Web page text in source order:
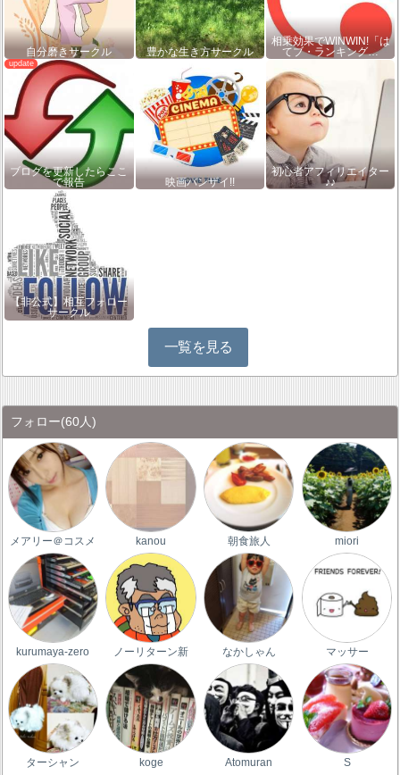
自分磨きサークル 豊かな生き方サークル
相乗効果でWINWIN!「は
てブ・ランキング…
ブログを更新したらここ
で報告
映画バンザイ!!
初心者アフィリエイター
♪♪
【非公式】相互フォロー
サークル
一覧を見る
フォロー(60人)
メアリー＠コスメ kanou 朝食旅人 miori
kurumaya-zero ノーリターン新 なかしゃん マッサー
ターシャン koge Atomuran S